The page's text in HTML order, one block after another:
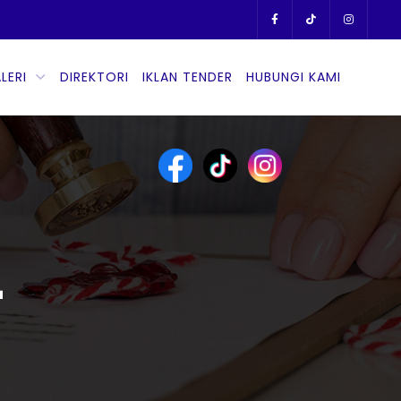
DIREKTORI IKLAN TENDER HUBUNGI KAMI